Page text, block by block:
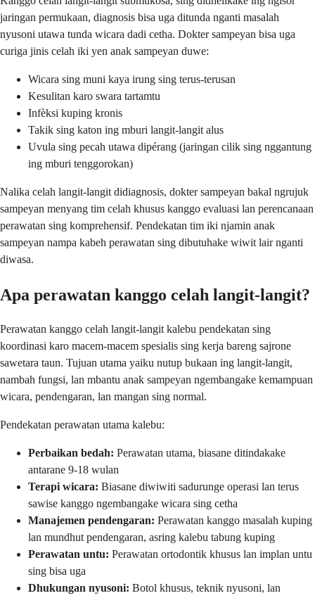
jaringan permukaan, diagnosis bisa uga ditunda nganti masalah
nyusoni utawa tunda wicara dadi cetha. Dokter sampeyan bisa uga
curiga jinis celah iki yen anak sampeyan duwe:
Wicara sing muni kaya irung sing terus-terusan
Kesulitan karo swara tartamtu
Infèksi kuping kronis
Takik sing katon ing mburi langit-langit alus
Uvula sing pecah utawa dipérang (jaringan cilik sing nggantung
ing mburi tenggorokan)
Nalika celah langit-langit didiagnosis, dokter sampeyan bakal ngrujuk
sampeyan menyang tim celah khusus kanggo evaluasi lan perencanaan
perawatan sing komprehensif. Pendekatan tim iki njamin anak
sampeyan nampa kabeh perawatan sing dibutuhake wiwit lair nganti
diwasa.
Apa perawatan kanggo celah langit-langit?
Perawatan kanggo celah langit-langit kalebu pendekatan sing
koordinasi karo macem-macem spesialis sing kerja bareng sajrone
sawetara taun. Tujuan utama yaiku nutup bukaan ing langit-langit,
nambah fungsi, lan mbantu anak sampeyan ngembangake kemampuan
wicara, pendengaran, lan mangan sing normal.
Pendekatan perawatan utama kalebu:
Perbaikan bedah: Perawatan utama, biasane ditindakake
antarane 9-18 wulan
Terapi wicara: Biasane diwiwiti sadurunge operasi lan terus
sawise kanggo ngembangake wicara sing cetha
Manajemen pendengaran: Perawatan kanggo masalah kuping
lan mundhut pendengaran, asring kalebu tabung kuping
Perawatan untu: Perawatan ortodontik khusus lan implan untu
sing bisa uga
Dhukungan nyusoni: Botol khusus, teknik nyusoni, lan